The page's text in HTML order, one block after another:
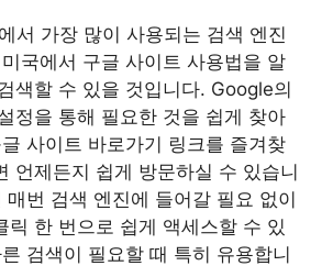
서 가장 많이 사용되는 검색 엔진
국에서 구글 사이트 사용법을 알
색할 수 있을 것입니다. Google의
정을 통해 필요한 것을 쉽게 찾아
사이트 바로가기 링크를 즐겨찾
언제든지 쉽게 방문하실 수 있습니
매번 검색 엔진에 들어갈 필요 없이
릭 한 번으로 쉽게 액세스할 수 있
검색이 필요할 때 특히 유용합니